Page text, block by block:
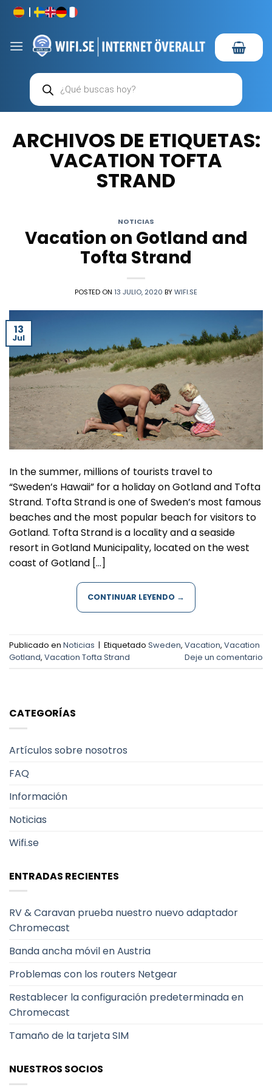
Saltar
contenido
Búsqueda
de
productos
ARCHIVOS DE ETIQUETAS:
VACATION TOFTA
STRAND
NOTICIAS
Vacation on Gotland and
Tofta Strand
POSTED ON 13 JULIO, 2020 BYWIFI.SE
13
Jul
In the summer, millions of tourists travel to
“Sweden’s Hawaii” for a holiday on Gotland and Tofta
Strand. Tofta Strand is one of Sweden’s most famous
beaches and the most popular beach for visitors to
Gotland. Tofta Strand is a locality and a seaside
resort in Gotland Municipality, located on the west
coast of Gotland […]
CONTINUAR LEYENDO →
Publicado en Noticias | Etiquetado Sweden, Vacation, Vacation
Gotland, Vacation Tofta Strand Deje un comentario
CATEGORÍAS
Artículos sobre nosotros
FAQ
Información
Noticias
Wifi.se
ENTRADAS RECIENTES
RV & Caravan prueba nuestro nuevo adaptador
Chromecast
Banda ancha móvil en Austria
Problemas con los routers Netgear
Restablecer la configuración predeterminada en
Chromecast
Tamaño de la tarjeta SIM
NUESTROS SOCIOS